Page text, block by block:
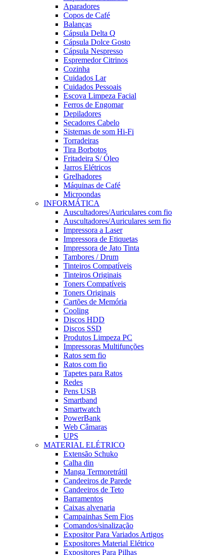
Aparadores
Copos de Café
Balanças
Cápsula Delta Q
Cápsula Dolce Gosto
Cápsula Nespresso
Espremedor Citrinos
Cozinha
Cuidados Lar
Cuidados Pessoais
Escova Limpeza Facial
Ferros de Engomar
Depiladores
Secadores Cabelo
Sistemas de som Hi-Fi
Torradeiras
Tira Borbotos
Fritadeira S/ Óleo
Jarros Elétricos
Grelhadores
Máquinas de Café
Microondas
INFORMÁTICA
Auscultadores/Auriculares com fio
Auscultadores/Auriculares sem fio
Impressora a Laser
Impressora de Etiquetas
Impressora de Jato Tinta
Tambores / Drum
Tinteiros Compatíveis
Tinteiros Originais
Toners Compatíveis
Toners Originais
Cartões de Memória
Cooling
Discos HDD
Discos SSD
Produtos Limpeza PC
Impressoras Multifunções
Ratos sem fio
Ratos com fio
Tapetes para Ratos
Redes
Pens USB
Smartband
Smartwatch
PowerBank
Web Câmaras
UPS
MATERIAL ELÉTRICO
Extensão Schuko
Calha din
Manga Termoretrátil
Candeeiros de Parede
Candeeiros de Teto
Barramentos
Caixas alvenaria
Campainhas Sem Fios
Comandos/sinalização
Expositor Para Variados Artigos
Expositores Material Elétrico
Expositores Para Pilhas